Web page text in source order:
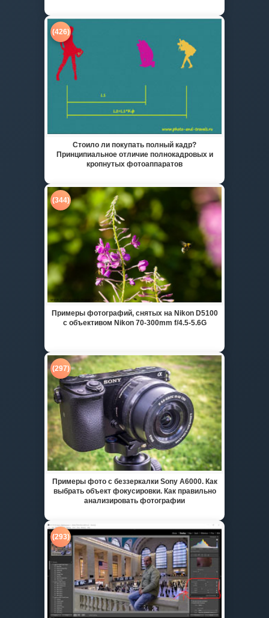
(426)
Стоило ли покупать полный кадр?
Принципиальное отличие полнокадровых и
кропнутых фотоаппаратов
(344)
Примеры фотографий, снятых на Nikon D5100
с объективом Nikon 70-300mm f/4.5-5.6G
(297)
Примеры фото с беззеркалки Sony A6000. Как
выбрать объект фокусировки. Как правильно
анализировать фотографии
(293)